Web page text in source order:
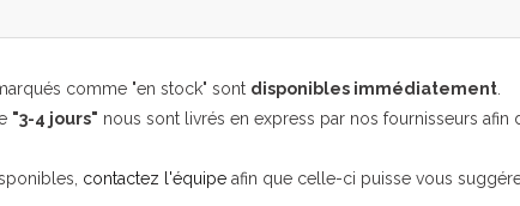
comme "en stock" sont disponibles immédiatement.
"3-4 jours" nous sont livrés en express par nos fournisseurs
contactez l'équipe afin que celle-ci puisse vous